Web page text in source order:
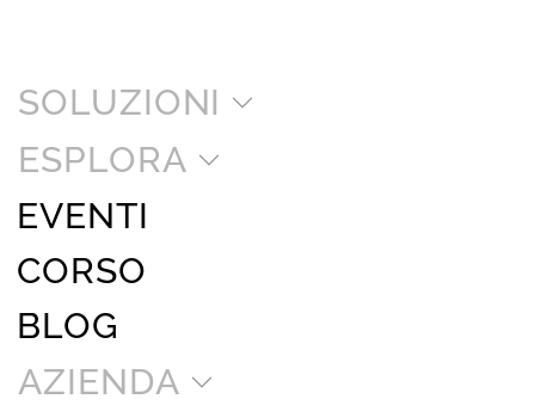
SOLUZIONI
ESPLORA
EVENTI
CORSO
BLOG
AZIENDA